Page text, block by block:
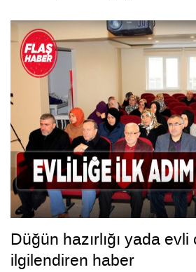
Düğün hazırlığı yada evli
ilgilendiren haber